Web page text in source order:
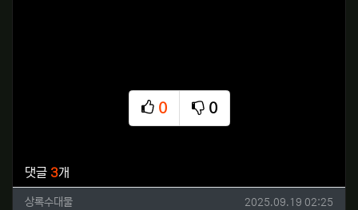
0
추천
0
비추천
댓글 3개
상록수대물님의 댓글
상록수대물 작성일
2025.09.19 02:25